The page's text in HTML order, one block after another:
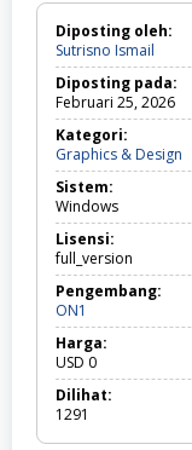
Diposting oleh:
Sutrisno Ismail
Diposting pada:
Februari 25, 2026
Kategori:
Graphics & Design
&
Sistem:
Windows
Lisensi:
full_version
Pengembang:
ON1
Harga:
USD 0
Dilihat:
1291